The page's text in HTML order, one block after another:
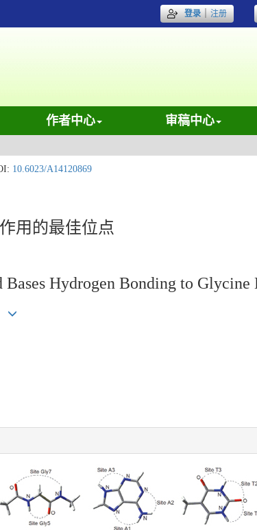
登录｜注册
作者中心 审稿中心
10.6023/A14120869
用的最佳位点
Hydrogen Bonding to Glycine